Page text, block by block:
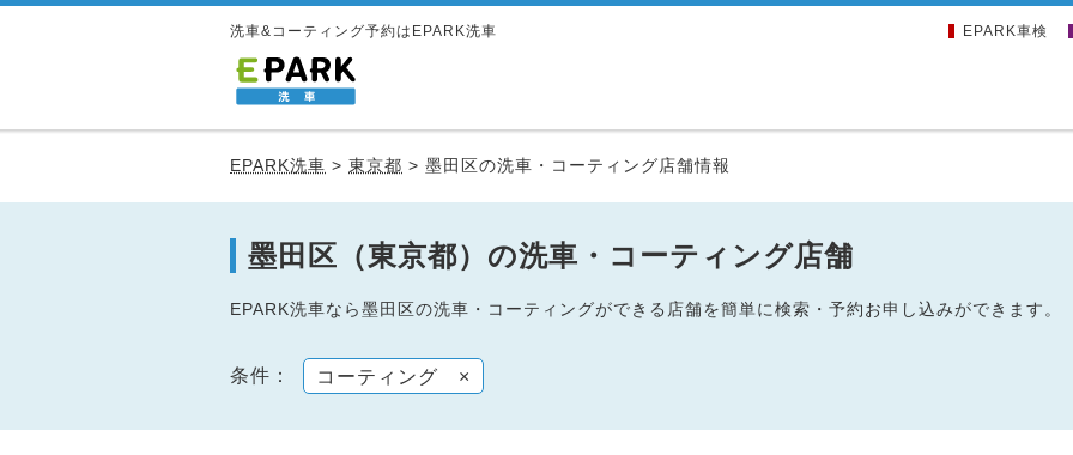
洗車&コーティング予約はEPARK洗車 EPARK車検
EPARK洗車 > 東京都 > 墨田区の洗車・コーティング店舗情報
墨田区（東京都）の洗車・コーティング店舗
EPARK洗車なら墨田区の洗車・コーティングができる店舗を簡単に検索・予約お申し込みができます。
条件： コーティング ×